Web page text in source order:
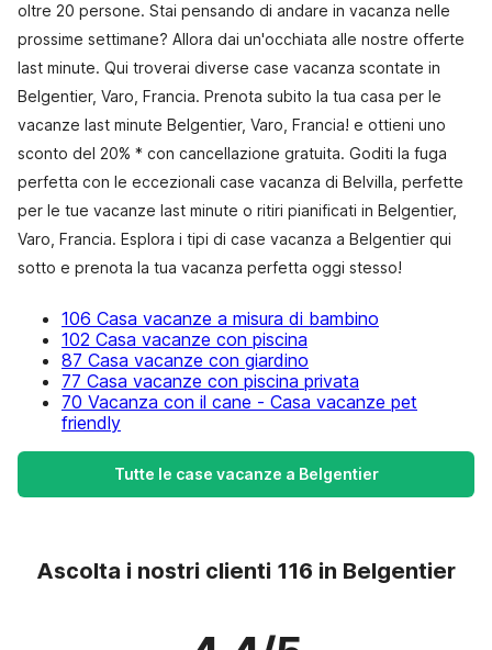
oltre 20 persone. Stai pensando di andare in vacanza nelle
prossime settimane? Allora dai un'occhiata alle nostre offerte
last minute. Qui troverai diverse case vacanza scontate in
Belgentier, Varo, Francia. Prenota subito la tua casa per le
vacanze last minute Belgentier, Varo, Francia! e ottieni uno
sconto del 20% * con cancellazione gratuita. Goditi la fuga
perfetta con le eccezionali case vacanza di Belvilla, perfette
per le tue vacanze last minute o ritiri pianificati in Belgentier,
Varo, Francia. Esplora i tipi di case vacanza a Belgentier qui
sotto e prenota la tua vacanza perfetta oggi stesso!
106 Casa vacanze a misura di bambino
102 Casa vacanze con piscina
87 Casa vacanze con giardino
77 Casa vacanze con piscina privata
70 Vacanza con il cane - Casa vacanze pet
friendly
Tutte le case vacanze a Belgentier
Ascolta i nostri clienti 116 in Belgentier